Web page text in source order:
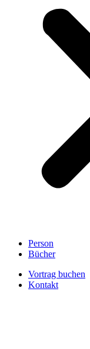
Person
Bücher
Vortrag buchen
Kontakt